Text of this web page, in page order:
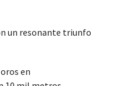
un resonante triunfo
en